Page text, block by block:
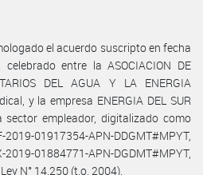
el acuerdo suscripto en fecha
entre la ASOCIACION DE
DEL AGUA Y LA ENERGIA
y la empresa ENERGIA DEL SUR
sector empleador, digitalizado como
APN-DDGMT#MPYT,
01884771-APN-DGDMT#MPYT,
N° 14.250 (t.o. 2004).